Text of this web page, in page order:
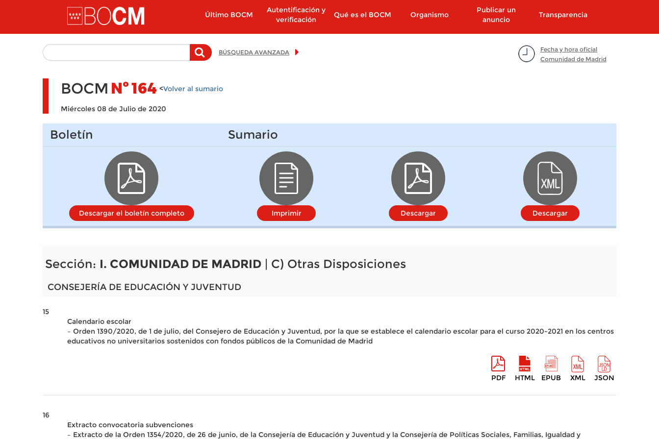
Pasar al contenido principal
Último BOCM
Autentificación y
verificación
Qué es el BOCM Organismo
Publicar un
anuncio
Transparencia
Fecha y hora oficial
Comunidad de Madrid
BÚSQUEDA AVANZADA
BOCM Nº164 <Volver al sumario
Miércoles 08 de Julio de 2020
Boletín
Descargar el boletín completo
Sumario
Imprimir Descargar Descargar
Sección: I. COMUNIDAD DE MADRID | C) Otras Disposiciones
CONSEJERÍA DE EDUCACIÓN Y JUVENTUD
15
Calendario escolar
– Orden 1390/2020, de 1 de julio, del Consejero de Educación y Juventud, por la que se establece el calendario escolar para el curso 2020-2021 en los centros
educativos no universitarios sostenidos con fondos públicos de la Comunidad de Madrid
PDF HTML EPUB XML JSON
16
Extracto convocatoria subvenciones
– Extracto de la Orden 1354/2020, de 26 de junio, de la Consejería de Educación y Juventud y la Consejería de Políticas Sociales, Familias, Igualdad y